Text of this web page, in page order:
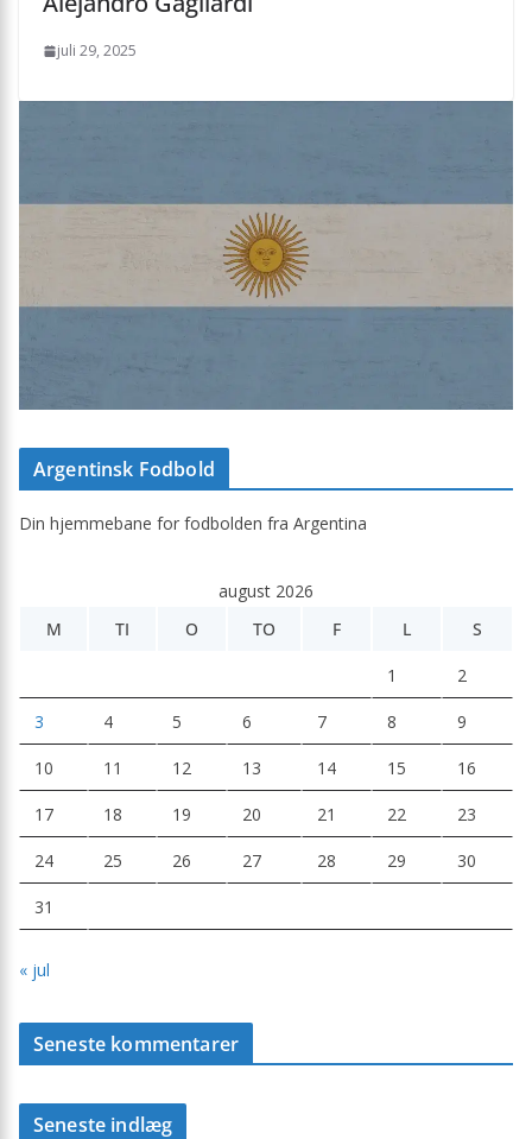
juli 29, 2025
Argentinsk Fodbold
Din hjemmebane for fodbolden fra Argentina
august 2026
M
TI O TO F L S
1 2
3 4 5 6 7 8 9
10 11 12 13 14 15 16
17 18 19 20 21 22 23
24 25 26 27 28 29 30
31
« jul
Seneste kommentarer
Seneste indlæg